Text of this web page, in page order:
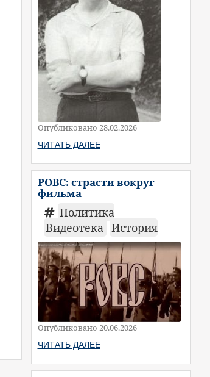
Опубликовано 28.02.2026
ЧИТАТЬ ДАЛЕЕ
РОВС: страсти вокруг
фильма
Политика
Видеотека История
Опубликовано 20.06.2026
ЧИТАТЬ ДАЛЕЕ